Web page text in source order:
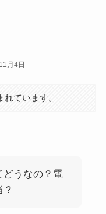
月4日
ています。
どうなの？電